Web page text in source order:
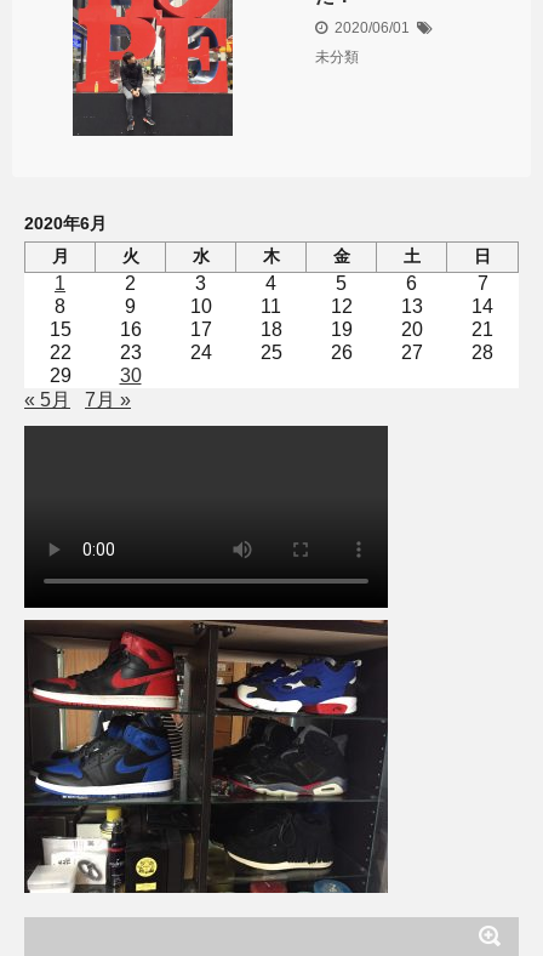
2020/06/01
未分類
2020年6月
月
火 水 木 金 土 日
1 2 3 4 5 6
7
8
9 10 11 12 13
14
15
16 17 18 19 20
21
22
23 24 25 26 27
28
29
30
« 5月
7月 »